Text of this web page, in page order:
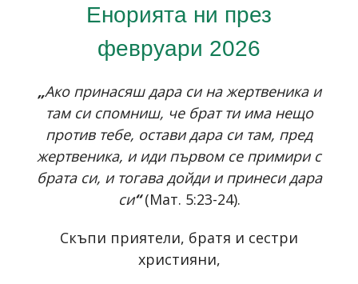
Енорията ни през
февруари 2026
„Ако принасяш дара си на жертвеника и
там си спомниш, че брат ти има нещо
против тебе, остави дара си там, пред
жертвеника, и иди първом се примири с
брата си, и тогава дойди и принеси дара
си“(Мат. 5:23-24).
Скъпи приятели, братя и сестри
християни,